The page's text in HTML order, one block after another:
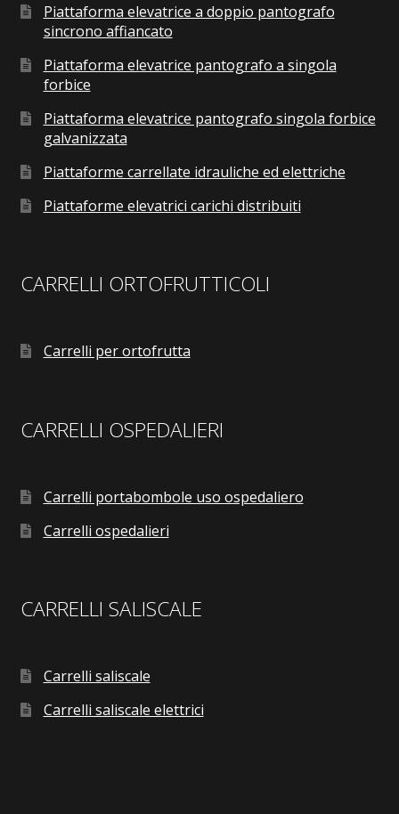
Piattaforma elevatrice a doppio pantografo
sincrono affiancato
Piattaforma elevatrice pantografo a singola
forbice
Piattaforma elevatrice pantografo singola forbice
galvanizzata
Piattaforme carrellate idrauliche ed elettriche
Piattaforme elevatrici carichi distribuiti
CARRELLI ORTOFRUTTICOLI
Carrelli per ortofrutta
CARRELLI OSPEDALIERI
Carrelli portabombole uso ospedaliero
Carrelli ospedalieri
CARRELLI SALISCALE
Carrelli saliscale
Carrelli saliscale elettrici